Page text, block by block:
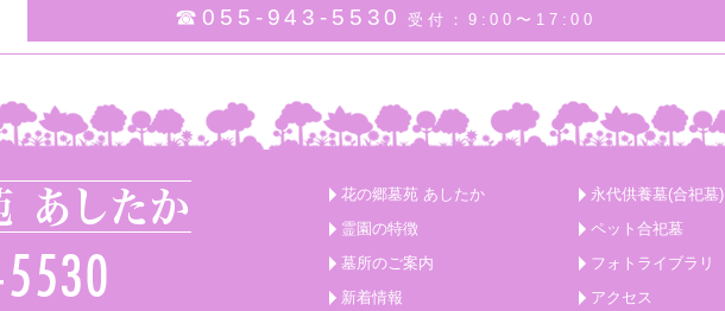
☎055-943-5530
受付：9:00〜17:00
花の郷墓苑 あしたか
霊園の特徴
墓所のご案内
新着情報
永代供養墓(合祀墓)
ペット合祀墓
フォトライブラリ
アクセス